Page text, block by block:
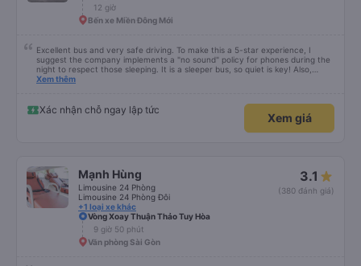
12 giờ
Bến xe Miền Đông Mới
Excellent bus and very safe driving. To make this a 5-star experience, I
suggest the company implements a "no sound" policy for phones during the
night to respect those sleeping. It is a sleeper bus, so quiet is key! Also,
please display the Wi-Fi password clearly inside the cabin for convenience. I
quy định rõ ràng về việc giữ im lặng (tắt âm thanh điện thoại) vào ban đêm
để tránh làm phiền hành khách khác ngủ. Ngoài ra, nhà xe nên dán sẵn mật
khẩu Wi-Fi trong xe để hành khách dễ dàng sử dụng. Tôi vẫn sẽ tiếp tục ủng
Xem thêm
Xác nhận chỗ ngay lập tức
Xem giá
Mạnh Hùng
Limousine 24 Phòng
Limousine 24 Phòng Đôi
+1 loại xe khác
3.1
(380 đánh giá)
Vòng Xoay Thuận Thảo Tuy Hòa
9 giờ 50 phút
Văn phòng Sài Gòn